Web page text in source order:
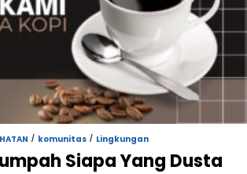
/ komunitas / Lingkungan
Siapa Yang Dusta